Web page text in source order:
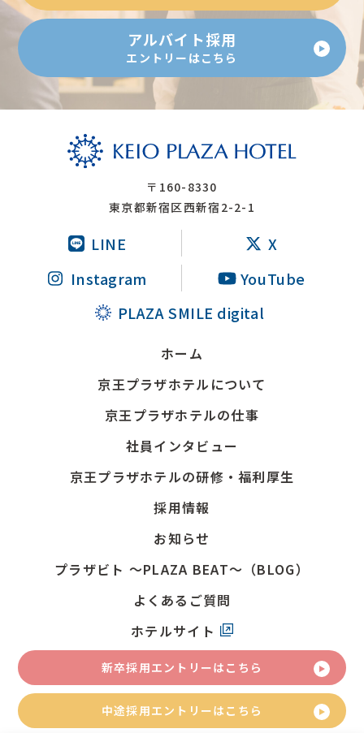
アルバイト採用
エントリーはこちら
〒160-8330
東京都新宿区西新宿2-2-1
LINE
X
Instagram
YouTube
PLAZA SMILE digital
ホーム
京王プラザホテルについて
京王プラザホテルの仕事
社員インタビュー
京王プラザホテルの研修・福利厚生
採用情報
お知らせ
プラザビト ～PLAZA BEAT～（BLOG）
よくあるご質問
ホテルサイト
新卒採用エントリーはこちら
中途採用エントリーはこちら